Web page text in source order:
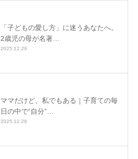
「子どもの愛し方」に迷うあなたへ。
2歳児の母が名著…
2025.12.29
ママだけど、私でもある｜子育ての毎
日の中で“自分”…
2025.12.28